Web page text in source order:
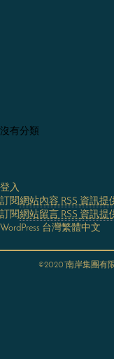
沒有分類
登入
訂閱網站內容 RSS 資訊提
訂閱網站留言 RSS 資訊提
WordPress 台灣繁體中文
©2020“南岸集團有